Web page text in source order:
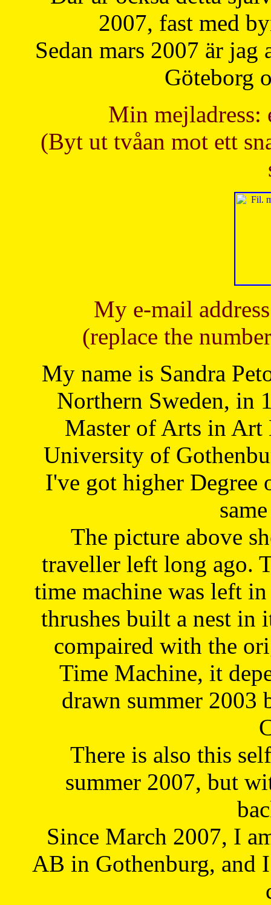
2007, fast med
Sedan mars 2007 är
Göteborg
Min mejladress:
(Byt ut tvåan mot ett
My e-mail
(replace the
My name is Sandra
Northern Sweden, in
Master of Arts in Art
University of
I've got higher Degree
The picture above
traveller left long ago.
time machine was left
thrushes built a nest in
compaired with the
Time Machine, it
drawn summer 2003
There is also this
summer 2007, but
Since March 2007, I
AB in Gothenburg, and